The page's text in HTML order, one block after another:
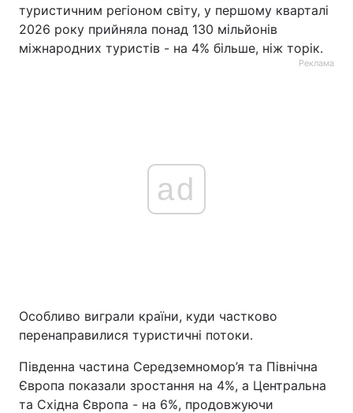
туристичним регіоном світу, у першому кварталі
2026 року прийняла понад 130 мільйонів
міжнародних туристів - на 4% більше, ніж торік.
Реклама
ad
Особливо виграли країни, куди частково
перенаправилися туристичні потоки.
Південна частина Середземномор’я та Північна
Європа показали зростання на 4%, а Центральна
та Східна Європа - на 6%, продовжуючи